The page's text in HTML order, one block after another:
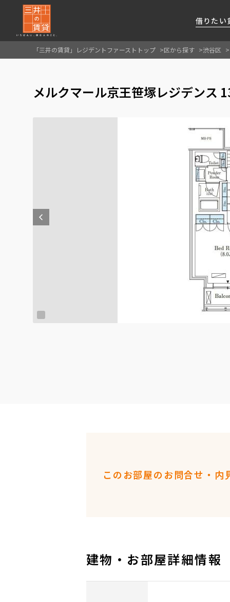
借りたい
私たちレジデントファーストの思いや
厳選した都心の上質な賃貸マンションを数多
賃貸運営をお考えのオーナー様に
分譲マンションのご購入、売却の
FIRST CHANNEL
レジデントファーストが提供する
「三井の賃貸」レジデントファーストトップ 区から探す 渋谷区
メルクマール京王笹塚レジデンス
このお部屋のお問合せ・内
建物・お部屋詳細情報